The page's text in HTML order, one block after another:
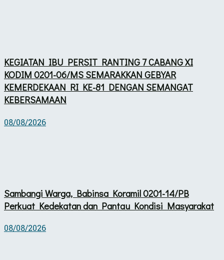
KEGIATAN IBU PERSIT RANTING 7 CABANG XI
KODIM 0201-06/MS SEMARAKKAN GEBYAR
KEMERDEKAAN RI KE-81 DENGAN SEMANGAT
KEBERSAMAAN
08/08/2026
Sambangi Warga, Babinsa Koramil 0201-14/PB
Perkuat Kedekatan dan Pantau Kondisi Masyarakat
08/08/2026